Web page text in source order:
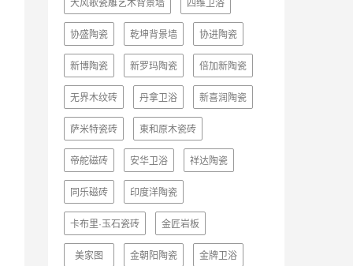
大风歌瓷雕艺术背景墙 四维卫浴
协盛陶瓷 乾坤背景墙 协进陶瓷
新博陶瓷 新罗玛陶瓷 倍加新陶瓷
无界木纹砖 丹拿卫浴 新喜润陶瓷
萨米特瓷砖 東和原木瓷砖
帝舵磁砖 安华卫浴 祥达陶瓷
同乐磁砖 印度洋陶瓷
卡布里·玉石瓷砖 金匠岩板
美家图 金朝阳陶瓷 金牌卫浴